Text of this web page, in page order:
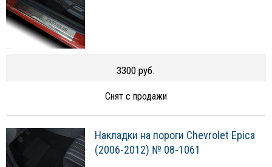
3300 руб.
Снят с продажи
Накладки на пороги Chevrolet Epica
(2006-2012) № 08-1061